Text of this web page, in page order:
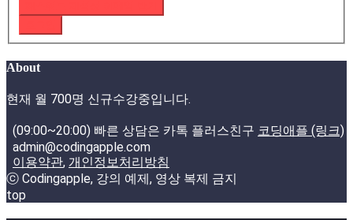
About
현재 월 700명 신규수강중입니다.
(09:00~20:00) 빠른 상담은 카톡 플러스친구 코딩애플 (링크)
admin@codingapple.com
이용약관, 개인정보처리방침
ⓒ Codingapple, 강의 예제, 영상 복제 금지
top